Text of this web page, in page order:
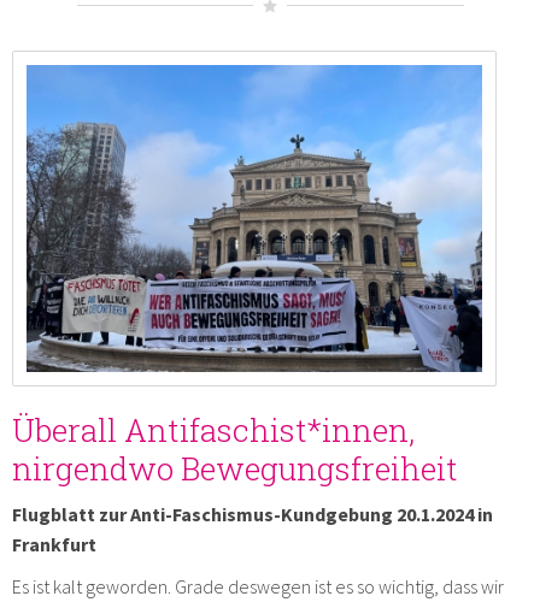
Überall Antifaschist*innen,
nirgendwo Bewegungsfreiheit
Flugblatt zur Anti-Faschismus-Kundgebung 20.1.2024 in
Frankfurt
Es ist kalt geworden. Grade deswegen ist es so wichtig, dass wir